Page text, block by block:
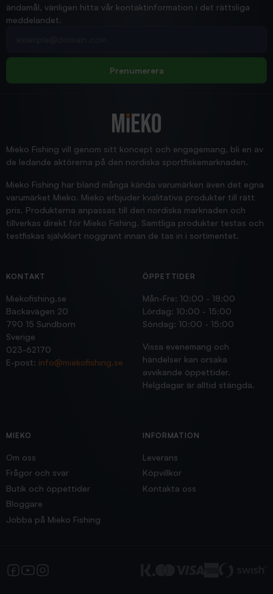
Jensa
ändamål, vänligen hitta vår kontaktinformation i det rättsliga
meddelandet.
Prenumerera
Mieko Fishing vill genom sitt koncept och engagemang, bli en av
de ledande aktörerna på den nordiska sportfiskemarknaden.
Mieko Fishing har bland många kända varumärken även det egna
varumärket Mieko. Mieko erbjuder kvalitativa produkter till rätt
pris. Produkterna anpassas till den nordiska marknaden och
tillverkas direkt för Mieko Fishing. Samtliga produkter testas och
testfiskas självklart noggrant innan de tas in i sortimentet.
KONTAKT
Miekofishing.se
Backavägen 20
790 15 Sundborn
Sverige
023-62170
E-post: info@miekofishing.se
ÖPPETTIDER
Mån-Fre: 10:00 - 18:00
Lördag: 10:00 - 15:00
Söndag: 10:00 - 15:00
Vissa evenemang och
händelser kan orsaka
avvikande öppettider.
Helgdagar är alltid stängda.
MIEKO
Om oss
Frågor och svar
Butik och öppettider
Bloggare
Jobba på Mieko Fishing
INFORMATION
Leverans
Köpvillkor
Kontakta oss
Facebook
YouTubeInstagram